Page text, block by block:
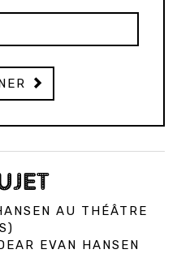
AU THÉÂTRE
EVAN HANSEN